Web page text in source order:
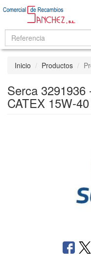
Inicio Productos
Serca
CATEX 15W-